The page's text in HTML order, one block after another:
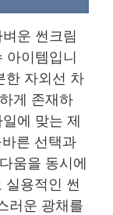
운 썬크림
아이템입니
한 자외선 차
게 존재하
에 맞는 제
른 선택과
움을 동시에
실용적인 썬
러운 광채를